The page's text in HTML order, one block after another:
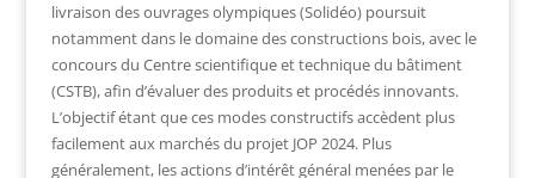
livraison des ouvrages olympiques (Solidéo) poursuit
notamment dans le domaine des constructions bois, avec le
concours du Centre scientifique et technique du bâtiment
(CSTB), afin d’évaluer des produits et procédés innovants.
L’objectif étant que ces modes constructifs accèdent plus
facilement aux marchés du projet JOP 2024. Plus
généralement, les actions d’intérêt général menées par le